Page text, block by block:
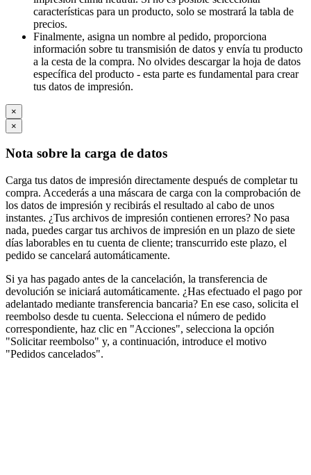
características para un producto, solo se mostrará la tabla de
precios.
Finalmente, asigna un nombre al pedido, proporciona
información sobre tu transmisión de datos y envía tu producto
a la cesta de la compra. No olvides descargar la hoja de datos
específica del producto - esta parte es fundamental para crear
tus datos de impresión.
×
×
Nota sobre la carga de datos
Carga tus datos de impresión directamente después de completar tu
compra. Accederás a una máscara de carga con la comprobación de
los datos de impresión y recibirás el resultado al cabo de unos
instantes. ¿Tus archivos de impresión contienen errores? No pasa
nada, puedes cargar tus archivos de impresión en un plazo de siete
días laborables en tu cuenta de cliente; transcurrido este plazo, el
pedido se cancelará automáticamente.
Si ya has pagado antes de la cancelación, la transferencia de
devolución se iniciará automáticamente. ¿Has efectuado el pago por
adelantado mediante transferencia bancaria? En ese caso, solicita el
reembolso desde tu cuenta. Selecciona el número de pedido
correspondiente, haz clic en "Acciones", selecciona la opción
"Solicitar reembolso" y, a continuación, introduce el motivo
"Pedidos cancelados".